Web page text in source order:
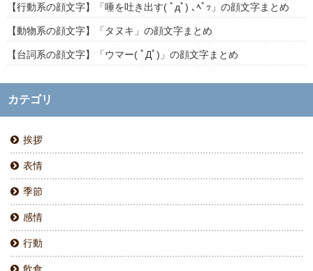
【行動系の顔文字】「唾を吐き出す( ﾟдﾟ) ､ﾍﾟｯ」の顔文字まとめ
【動物系の顔文字】「タヌキ」の顔文字まとめ
【台詞系の顔文字】「ウマー( ﾟДﾟ)」の顔文字まとめ
カテゴリ
挨拶
表情
季節
感情
行動
飲食